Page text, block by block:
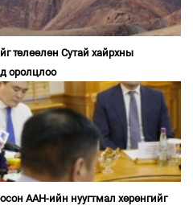
төлөөлөн Сутай хайрхны
оролцлоо
ААН-ийн нуугтмал хөрөнгийг